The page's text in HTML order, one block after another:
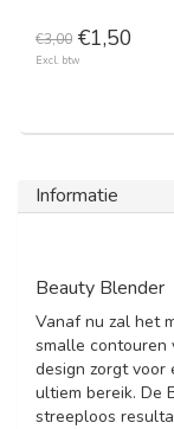
€3,00 €1,50
Excl. btw
Informatie
Beauty Blender
Vanaf nu zal het
smalle contouren
design zorgt voor
ultiem bereik. De
streeploos